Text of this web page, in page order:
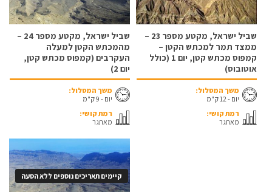
שביל ישראל, מקטע מספר 23 –
ממצד תמר למכתש הקטן –
קמפוס מכתש קטן, יום 1 (כולל
אוטובוס)
משך המסלול:
יום - 12 ק"מ
רמת קושי:
מאתגר
שביל ישראל, מקטע מספר 24 –
מהמכתש הקטן למעלה
העקרבים (קמפוס מכתש קטן,
יום 2)
משך המסלול:
יום - 9 ק"מ
רמת קושי:
מאתגר
קיימים תאריכים נוספים ללא הסעה